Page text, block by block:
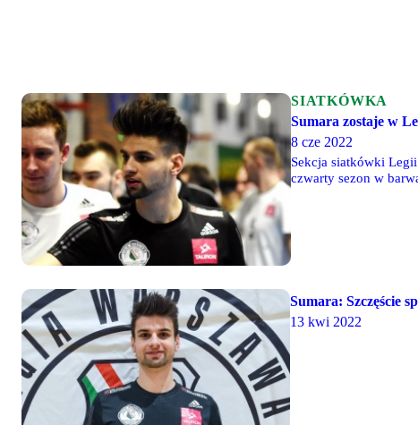
SIATKÓWKA
Sumara zostaje w
8 cze 2022
Sekcja siatkówki
czwarty sezon w
Sumara: Szczęście
13 kwi 2022